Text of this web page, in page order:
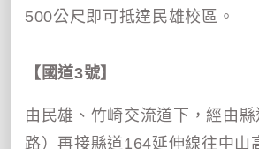
500公尺即可抵達民雄校區。
【國道3號】
由民雄、竹崎交流道下，經由縣
路）再接縣道164延伸線往中山